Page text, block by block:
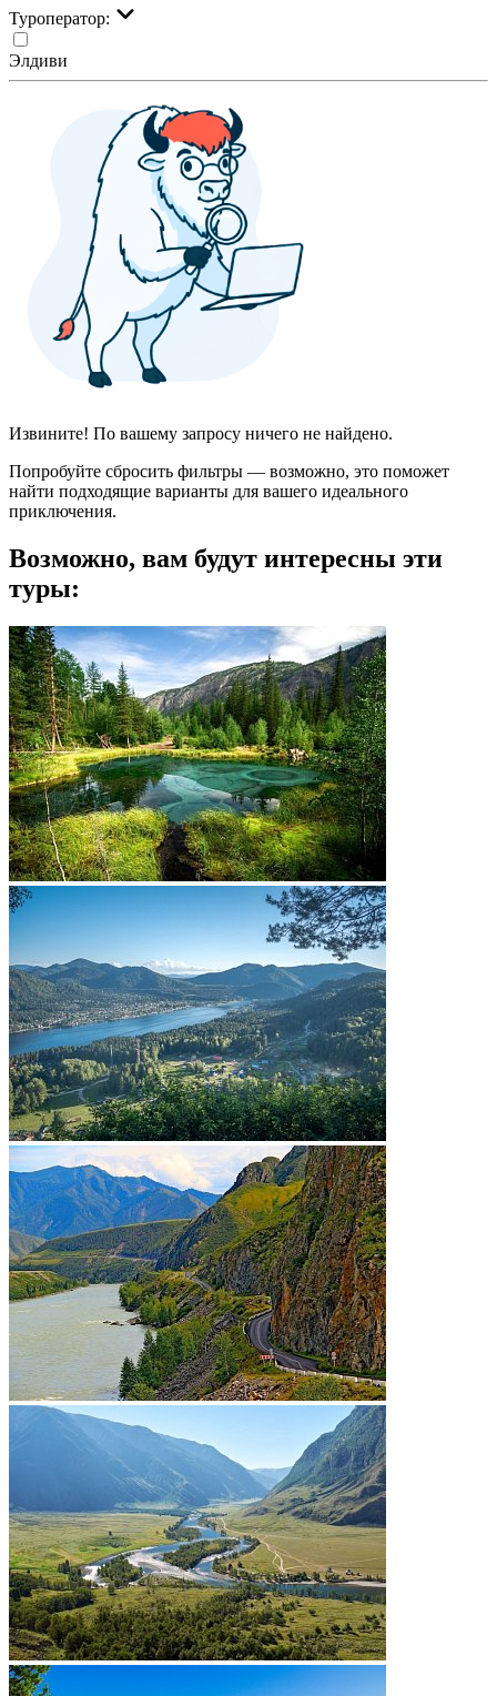
Туроператор:
Элдиви
Извините! По вашему запросу ничего не найдено.
Попробуйте сбросить фильтры — возможно, это поможет
найти подходящие варианты для вашего идеального
приключения.
Возможно, вам будут интересны эти
туры: